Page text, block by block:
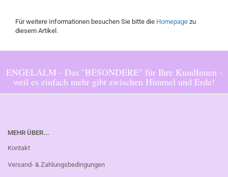
Für weitere Informationen besuchen Sie bitte die Homepage zu
diesem Artikel.
ENGELALM - Das "BESONDERE" für Ihre KundInnen -
weil es einfach mehr gibt zwischen Himmel und Erde!
MEHR ÜBER...
Kontakt
Versand- & Zahlungsbedingungen